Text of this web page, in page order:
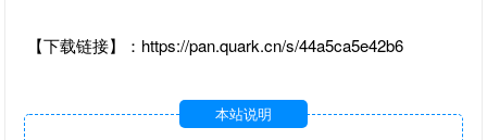
【下载链接】：https://pan.quark.cn/s/44a5ca5e42b6
本站说明